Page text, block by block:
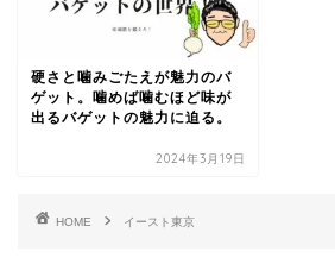
硬さと噛みごたえが魅力のバ
ゲット。噛めば噛むほど味が
出るバゲットの魅力に迫る。
2024年3月19日
HOME イースト東京